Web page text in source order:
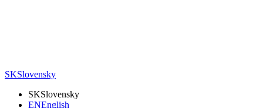
SKSlovensky
SKSlovensky
ENEnglish